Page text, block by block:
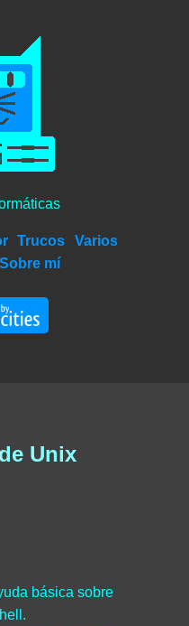
Trucos
Varios
Sobre mí
Unix
básica sobre